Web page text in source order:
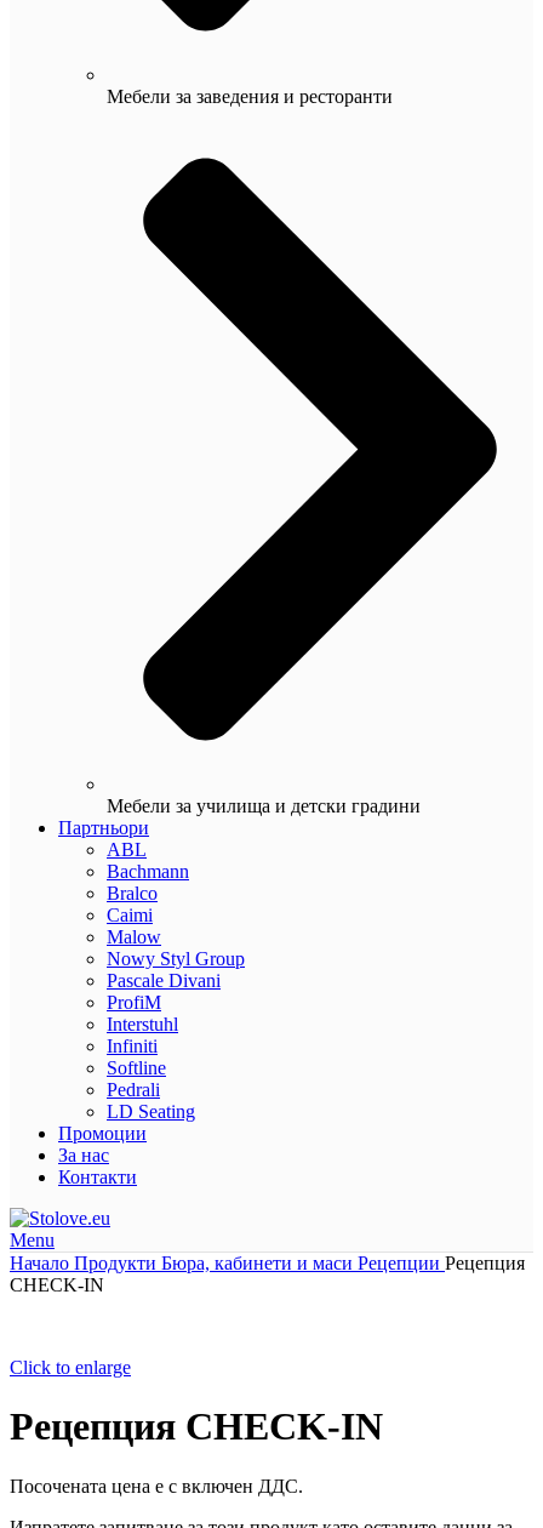
Мебели за заведения и ресторанти
Мебели за училища и детски градини
Партньори
ABL
Bachmann
Bralco
Caimi
Malow
Nowy Styl Group
Pascale Divani
ProfiM
Interstuhl
Infiniti
Softline
Pedrali
LD Seating
Промоции
За нас
Контакти
Menu
Начало Продукти Бюра, кабинети и маси Рецепции Рецепция
CHECK-IN
Click to enlarge
Рецепция CHECK-IN
Посочената цена е с включен ДДС.